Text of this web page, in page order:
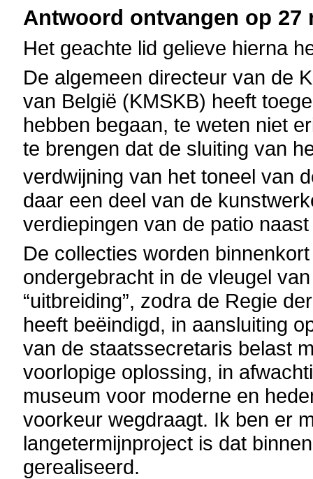
Antwoord ontvangen op 27
Het geachte lid gelieve hierna
De algemeen directeur van de
van België (KMSKB) heeft
hebben begaan, te weten niet
te brengen dat de sluiting van
verdwijning van het toneel van
daar een deel van de
verdiepingen van de patio
De collecties worden
ondergebracht in de vleugel
“uitbreiding”, zodra de Regie
heeft beëindigd, in aansluiting
van de staatssecretaris belast
voorlopige oplossing, in
museum voor moderne en
voorkeur wegdraagt. Ik ben er
langetermijnproject is dat
gerealiseerd.